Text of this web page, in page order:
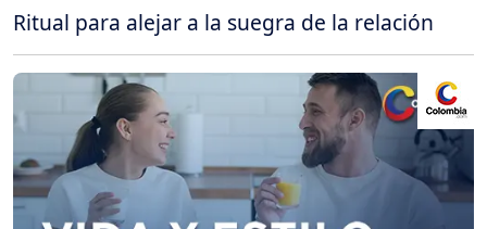
Ritual para alejar a la suegra de la relación